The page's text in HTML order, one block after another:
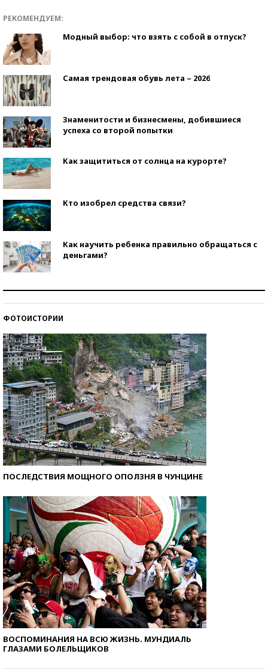
РЕКОМЕНДУЕМ:
Модный выбор: что взять с собой в отпуск?
Самая трендовая обувь лета – 2026
Знаменитости и бизнесмены, добившиеся
успеха со второй попытки
Как защититься от солнца на курорте?
Кто изобрел средства связи?
Как научить ребенка правильно обращаться с
деньгами?
ФОТОИСТОРИИ
ПОСЛЕДСТВИЯ МОЩНОГО ОПОЛЗНЯ В ЧУНЦИНЕ
ВОСПОМИНАНИЯ НА ВСЮ ЖИЗНЬ. МУНДИАЛЬ
ГЛАЗАМИ БОЛЕЛЬЩИКОВ